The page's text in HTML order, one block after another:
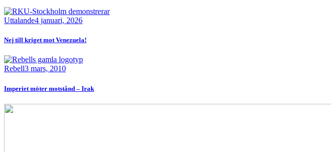
Bild
Uttalande4 januari, 2026
Nej till kriget mot Venezuela!
Bild
Rebell3 mars, 2010
Imperiet möter motstånd – Irak